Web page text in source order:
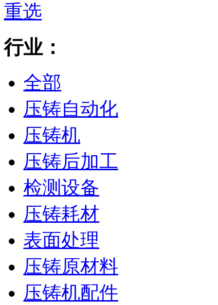
重选
行业：
全部
压铸自动化
压铸机
压铸后加工
检测设备
压铸耗材
表面处理
压铸原材料
压铸机配件